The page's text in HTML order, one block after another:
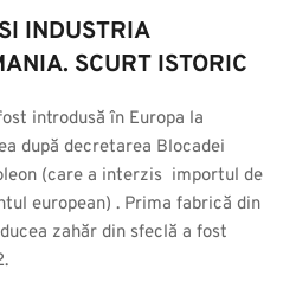
INDUSTRIA
SCURT ISTORIC
după decretarea Blocadei
(care a interzis  importul de
european) . Prima fabrică din
zahăr din sfeclă a fost